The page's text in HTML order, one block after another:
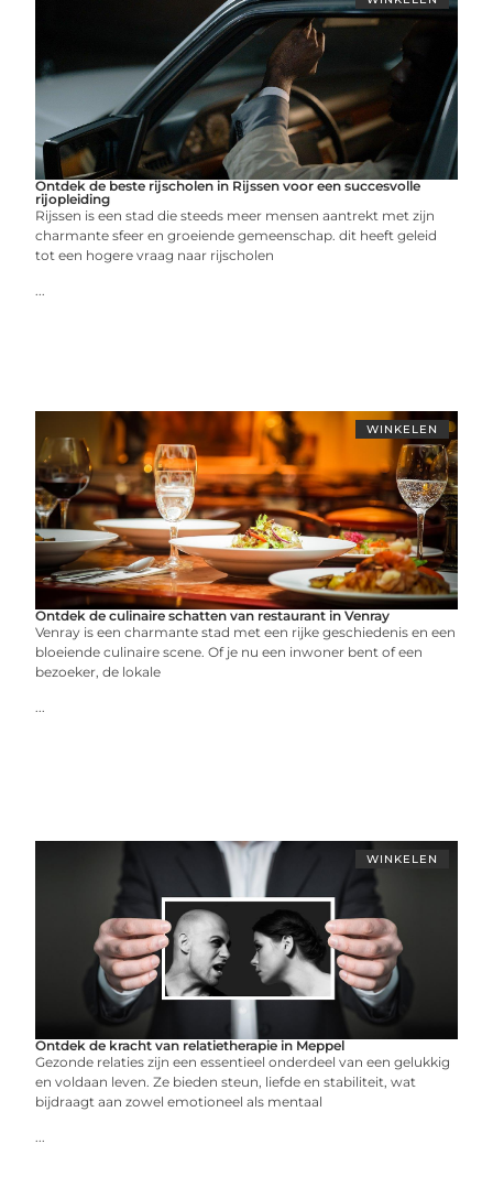
Ontdek de beste rijscholen in Rijssen voor een succesvolle
rijopleiding
Rijssen is een stad die steeds meer mensen aantrekt met zijn
charmante sfeer en groeiende gemeenschap. dit heeft geleid
tot een hogere vraag naar rijscholen
...
WINKELEN
Ontdek de culinaire schatten van restaurant in Venray
Venray is een charmante stad met een rijke geschiedenis en een
bloeiende culinaire scene. Of je nu een inwoner bent of een
bezoeker, de lokale
...
WINKELEN
Ontdek de kracht van relatietherapie in Meppel
Gezonde relaties zijn een essentieel onderdeel van een gelukkig
en voldaan leven. Ze bieden steun, liefde en stabiliteit, wat
bijdraagt aan zowel emotioneel als mentaal
...